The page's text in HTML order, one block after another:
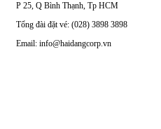
P 25, Q Bình Thạnh, Tp HCM
Tổng đài đặt vé: (028) 3898 3898
Email: info@haidangcorp.vn